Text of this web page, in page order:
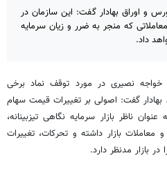
و اوراق بهادار گفت: این سازمان در
معاملاتی که منجر به ضرر و زیان سرمایه
داد.
خواجه نصیری در مورد توقف نماد برخی
گفت: اصولی بر تغییرات قیمت سهام
ناظر بازار سرمایه نگاهی تیزبینانه،
بازار داشته و تحرکات، تغییرات
بازار مدنظر دارد.